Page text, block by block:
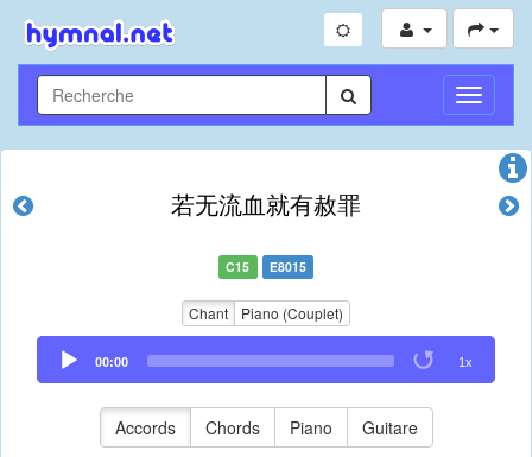
Toggle
若无流血就有赦罪
C15 E8015
Chant Piano (Couplet)
Audio
Player
00:00 1x
Accords Chords Piano Guitare